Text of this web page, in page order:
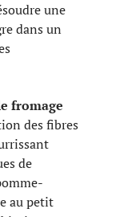
une
dans un
fromage
des fibres
de
au petit